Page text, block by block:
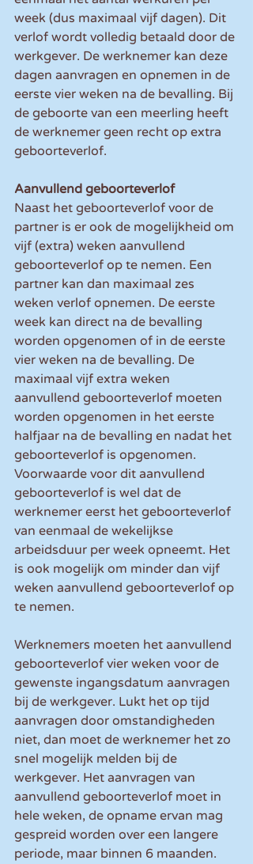
week (dus maximaal vijf dagen). Dit
verlof wordt volledig betaald door de
werkgever. De werknemer kan deze
dagen aanvragen en opnemen in de
eerste vier weken na de bevalling. Bij
de geboorte van een meerling heeft
de werknemer geen recht op extra
geboorteverlof.
Aanvullend geboorteverlof
Naast het geboorteverlof voor de
partner is er ook de mogelijkheid om
vijf (extra) weken aanvullend
geboorteverlof op te nemen. Een
partner kan dan maximaal zes
weken verlof opnemen. De eerste
week kan direct na de bevalling
worden opgenomen of in de eerste
vier weken na de bevalling. De
maximaal vijf extra weken
aanvullend geboorteverlof moeten
worden opgenomen in het eerste
halfjaar na de bevalling en nadat het
geboorteverlof is opgenomen.
Voorwaarde voor dit aanvullend
geboorteverlof is wel dat de
werknemer eerst het geboorteverlof
van eenmaal de wekelijkse
arbeidsduur per week opneemt. Het
is ook mogelijk om minder dan vijf
weken aanvullend geboorteverlof op
te nemen.
Werknemers moeten het aanvullend
geboorteverlof vier weken voor de
gewenste ingangsdatum aanvragen
bij de werkgever. Lukt het op tijd
aanvragen door omstandigheden
niet, dan moet de werknemer het zo
snel mogelijk melden bij de
werkgever. Het aanvragen van
aanvullend geboorteverlof moet in
hele weken, de opname ervan mag
gespreid worden over een langere
periode, maar binnen 6 maanden.